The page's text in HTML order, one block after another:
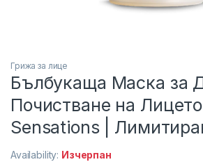
Грижа за лице
Бълбукаща Маска за
Почистване на
Sensations |
Availability: Изчерпан